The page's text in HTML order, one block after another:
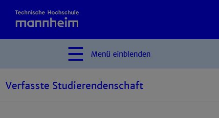
Menü einblenden
Verfasste Studierendenschaft